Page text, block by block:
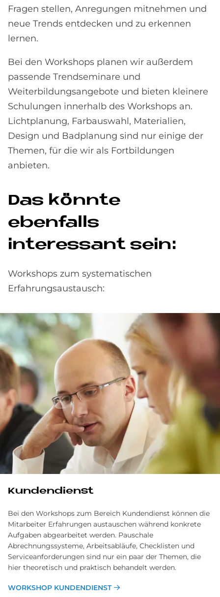
Fragen stellen, Anregungen mitnehmen und
neue Trends entdecken und zu erkennen
lernen.
Bei den Workshops planen wir außerdem
passende Trendseminare und
Weiterbildungsangebote und bieten kleinere
Schulungen innerhalb des Workshops an.
Lichtplanung, Farbauswahl, Materialien,
Design und Badplanung sind nur einige der
Themen, für die wir als Fortbildungen
anbieten.
Das könnte
ebenfalls
interessant sein:
Workshops zum systematischen
Erfahrungsaustausch:
Kundendienst
Bei den Workshops zum Bereich Kundendienst können die
Mitarbeiter Erfahrungen austauschen während konkrete
Aufgaben abgearbeitet werden. Pauschale
Abrechnungssysteme, Arbeitsabläufe, Checklisten und
Serviceanforderungen sind nur ein paar der Themen, die
hier theoretisch und praktisch behandelt werden.
WORKSHOP KUNDENDIENST